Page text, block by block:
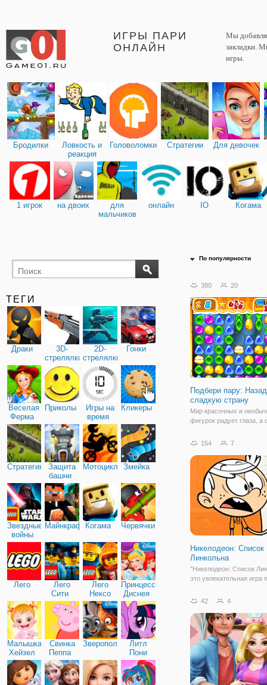
ИГРЫ ПАРИ
ОНЛАЙН
Мы
закладки.
игры.
Бродилки
Ловкость и
реакция
Головоломки Стратегии Для девочек
1 игрок на двоих
для
мальчиков
онлайн IO Когама
ТЕГИ
Драки
3D-
стрелялки
2D-
стрелялки
Гонки
Веселая
Ферма
Приколы
Игры на
время
Кликеры
Стратегия
Защита
башни
МотоциклыЗмейка
Звездные
войны
МайнкрафтКогама Червячки
Лего
Лего
Сити
Лего
Нексо
Найтс
Принцессы
Диснея
Малышка
Хейзел
Свинка
Пеппа
Зверополис
Литл
Пони
Дружба
По популярности
380 20
Подбери пару:
сладкую страну
Мир красочных и
фигурок радует глаза, а
1" радует своим
сегодня мы
разноцветных
154 7
Никелодеон: Список
Линкольна
"Никелодеон: Список
это увлекательная игра
шумный дом", который
Никелодеон. Для тех,
курсе, немного
мультсериале. Он
42 4